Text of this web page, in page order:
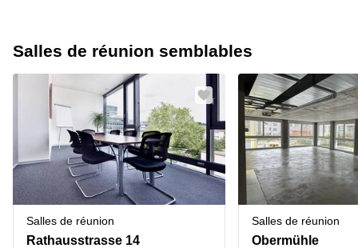
Salles de réunion semblables
Salles de réunion
Rathausstrasse 14
Salles de réunion
Obermühle